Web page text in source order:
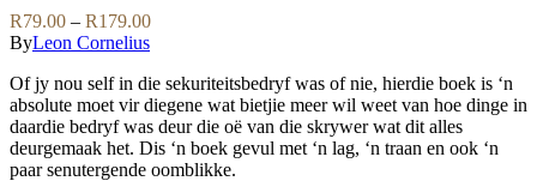
be
chosen
on
the
product
page
variants.
The
options
may
be
chosen
on
the
R79.00 – R179.00Price
through
R179.00
ByLeon Cornelius
Of jy nou self in die sekuriteitsbedryf was of nie, hierdie boek is ‘n
absolute moet vir diegene wat bietjie meer wil weet van hoe dinge in
daardie bedryf was deur die oë van die skrywer wat dit alles
deurgemaak het. Dis ‘n boek gevul met ‘n lag, ‘n traan en ook ‘n
paar senutergende oomblikke.